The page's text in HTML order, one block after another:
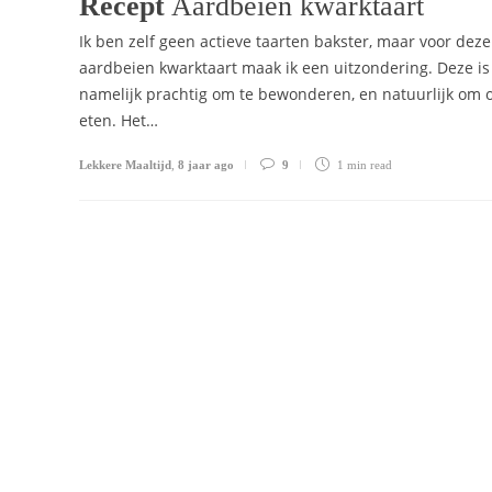
Recept Aardbeien kwarktaart
Ik ben zelf geen actieve taarten bakster, maar voor deze
aardbeien kwarktaart maak ik een uitzondering. Deze is
namelijk prachtig om te bewonderen, en natuurlijk om
eten. Het…
Lekkere Maaltijd 8 jaar ago 9 1 min read